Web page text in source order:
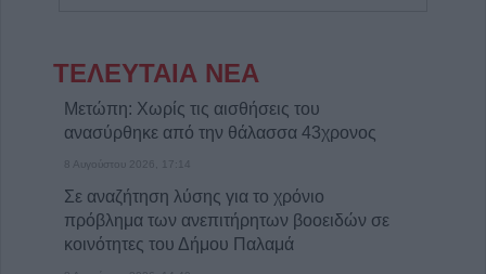
ΤΕΛΕΥΤΑΙΑ ΝΕΑ
Μετώπη: Χωρίς τις αισθήσεις του
ανασύρθηκε από την θάλασσα 43χρονος
8 Αυγούστου 2026, 17:14
Σε αναζήτηση λύσης για το χρόνιο
πρόβλημα των ανεπιτήρητων βοοειδών σε
κοινότητες του Δήμου Παλαμά